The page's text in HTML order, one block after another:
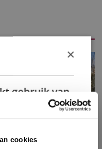
cookies
×
gebruik van
ook informatie